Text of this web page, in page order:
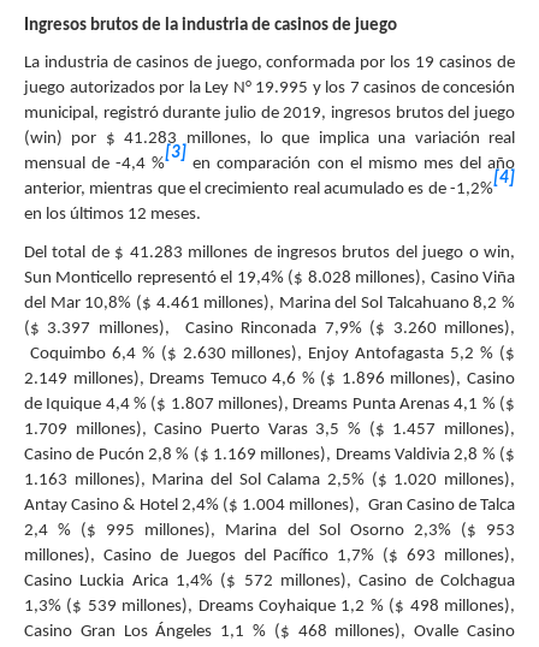
Ingresos brutos de la industria de casinos de juego
La industria de casinos de juego, conformada por los 19 casinos de
juego autorizados por la Ley N° 19.995 y los 7 casinos de concesión
municipal, registró durante julio de 2019, ingresos brutos del juego
(win) por $ 41.283 millones, lo que implica una variación real
mensual de -4,4 %
[3]
en comparación con el mismo mes del año
anterior, mientras que el crecimiento real acumulado es de -1,2%
[4]
en los últimos 12 meses.
Del total de $ 41.283 millones de ingresos brutos del juego o win,
Sun Monticello representó el 19,4% ($ 8.028 millones), Casino Viña
del Mar 10,8% ($ 4.461 millones), Marina del Sol Talcahuano 8,2 %
($ 3.397 millones), Casino Rinconada 7,9% ($ 3.260 millones),
Coquimbo 6,4 % ($ 2.630 millones), Enjoy Antofagasta 5,2 % ($
2.149 millones), Dreams Temuco 4,6 % ($ 1.896 millones), Casino
de Iquique 4,4 % ($ 1.807 millones), Dreams Punta Arenas 4,1 % ($
1.709 millones), Casino Puerto Varas 3,5 % ($ 1.457 millones),
Casino de Pucón 2,8 % ($ 1.169 millones), Dreams Valdivia 2,8 % ($
1.163 millones), Marina del Sol Calama 2,5% ($ 1.020 millones),
Antay Casino & Hotel 2,4% ($ 1.004 millones), Gran Casino de Talca
2,4 % ($ 995 millones), Marina del Sol Osorno 2,3% ($ 953
millones), Casino de Juegos del Pacífico 1,7% ($ 693 millones),
Casino Luckia Arica 1,4% ($ 572 millones), Casino de Colchagua
1,3% ($ 539 millones), Dreams Coyhaique 1,2 % ($ 498 millones),
Casino Gran Los Ángeles 1,1 % ($ 468 millones), Ovalle Casino